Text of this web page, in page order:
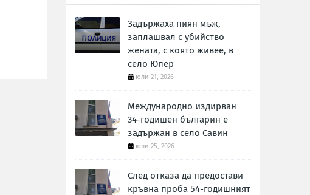
Задържаха пиян мъж,
заплашвал с убийство
жената, с която живее, в
село Юпер
юли 21, 2026
Международно издирван
34-годишен българин е
задържан в село Савин
юли 25, 2026
След отказа да предостави
кръвна проба 54-годишният